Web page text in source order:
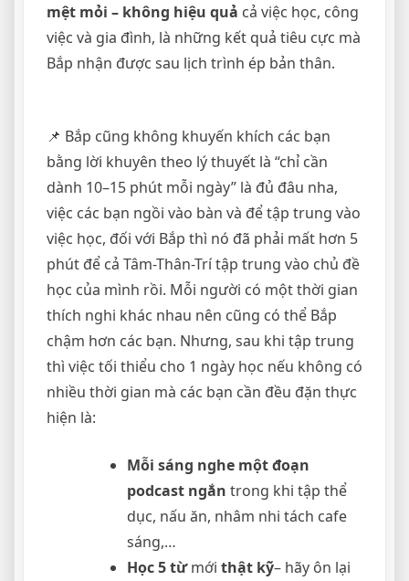
mệt mỏi – không hiệu quả cả việc học, công
việc và gia đình, là những kết quả tiêu cực mà
Bắp nhận được sau lịch trình ép bản thân.
📌 Bắp cũng không khuyến khích các bạn
bằng lời khuyên theo lý thuyết là “chỉ cần
dành 10–15 phút mỗi ngày” là đủ đâu nha,
việc các bạn ngồi vào bàn và để tập trung vào
việc học, đối với Bắp thì nó đã phải mất hơn 5
phút để cả Tâm-Thân-Trí tập trung vào chủ đề
học của mình rồi. Mỗi người có một thời gian
thích nghi khác nhau nên cũng có thể Bắp
chậm hơn các bạn. Nhưng, sau khi tập trung
thì việc tối thiểu cho 1 ngày học nếu không có
nhiều thời gian mà các bạn cần đều đặn thực
hiện là:
Mỗi sáng nghe một đoạn
podcast ngắn trong khi tập thể
dục, nấu ăn, nhâm nhi tách cafe
sáng,…
Học 5 từmới thật kỹ– hãy ôn lại